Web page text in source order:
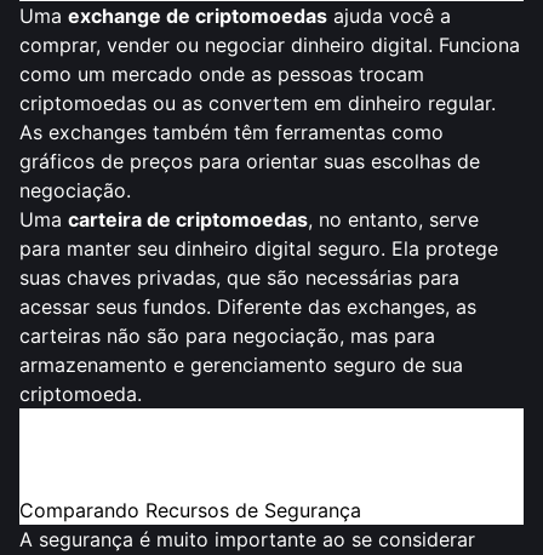
Uma exchange de criptomoedas ajuda você a
comprar, vender ou negociar dinheiro digital. Funciona
como um mercado onde as pessoas trocam
criptomoedas ou as convertem em dinheiro regular.
As exchanges também têm ferramentas como
gráficos de preços para orientar suas escolhas de
negociação.
Uma carteira de criptomoedas, no entanto, serve
para manter seu dinheiro digital seguro. Ela protege
suas chaves privadas, que são necessárias para
acessar seus fundos. Diferente das exchanges, as
carteiras não são para negociação, mas para
armazenamento e gerenciamento seguro de sua
criptomoeda.
Comparando Recursos de Segurança
A segurança é muito importante ao se considerar